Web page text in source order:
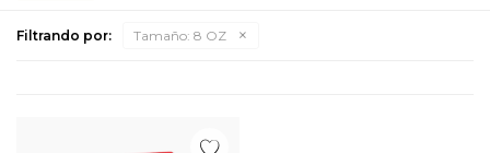
Filtrando por: Tamaño: 8 OZ